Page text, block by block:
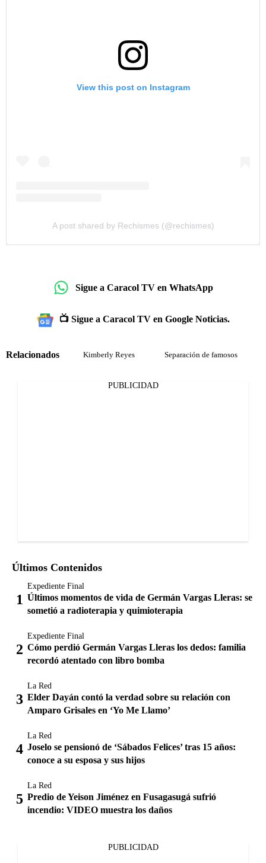
View this post on Instagram
A post shared by Rechismes (@rechismes)
Sigue a Caracol TV en WhatsApp
📺 Sigue a Caracol TV en Google Noticias.
Relacionados Kimberly Reyes Separación de famosos
PUBLICIDAD
Últimos Contenidos
Expediente Final
Últimos momentos de vida de Germán Vargas Lleras: se
sometió a radioterapia y quimioterapia
Expediente Final
Cómo perdió Germán Vargas Lleras los dedos: familia
recordó atentado con libro bomba
La Red
Elder Dayán contó la verdad sobre su relación con
Amparo Grisales en ‘Yo Me Llamo’
La Red
Joselo se pensionó de ‘Sábados Felices’ tras 15 años:
conoce a su esposa y sus hijos
La Red
Predio de Yeison Jiménez en Fusagasugá sufrió
incendio: VIDEO muestra los daños
PUBLICIDAD